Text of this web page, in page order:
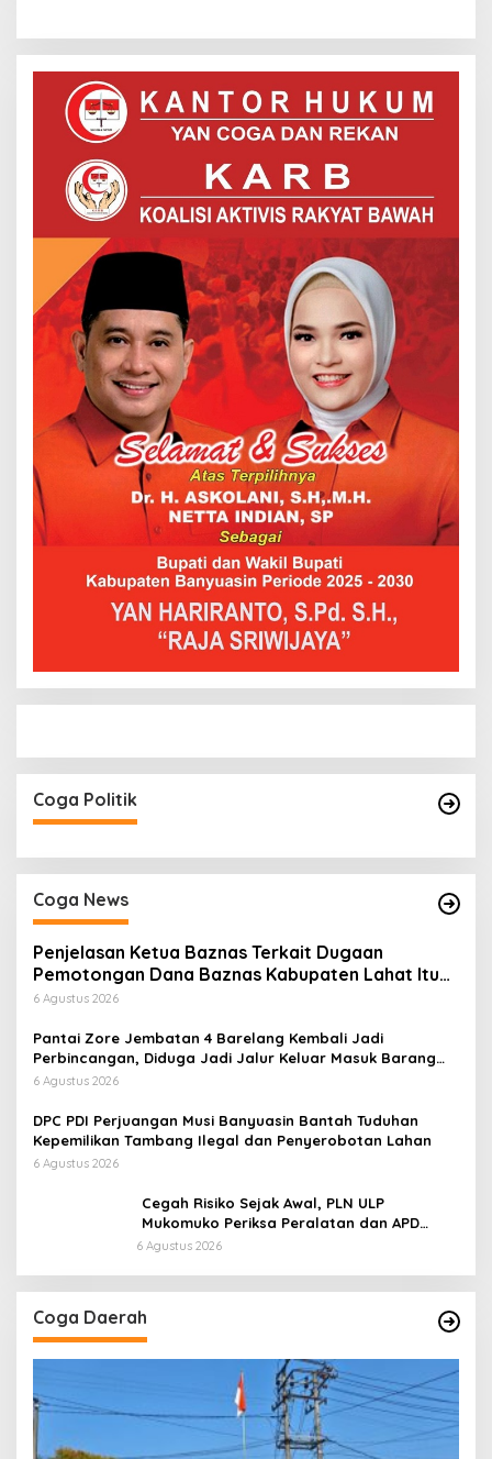
Coga Politik
Coga News
Penjelasan Ketua Baznas Terkait Dugaan
Pemotongan Dana Baznas Kabupaten Lahat Itu
Tidak Benar
6 Agustus 2026
Pantai Zore Jembatan 4 Barelang Kembali Jadi
Perbincangan, Diduga Jadi Jalur Keluar Masuk Barang
Tanpa Dokumen Kepabeanan, Nama Berinisial WL
di Kawasan Pesisir
6 Agustus 2026
DPC PDI Perjuangan Musi Banyuasin Bantah Tuduhan
Kepemilikan Tambang Ilegal dan Penyerobotan Lahan
6 Agustus 2026
Cegah Risiko Sejak Awal, PLN ULP
Mukomuko Periksa Peralatan dan APD
Petugas secara Rutin
6 Agustus 2026
Coga Daerah